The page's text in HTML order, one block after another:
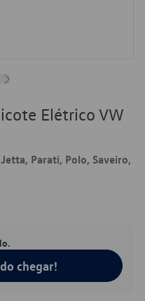
Elétrico VW
Parati, Polo, Saveiro,
chegar!